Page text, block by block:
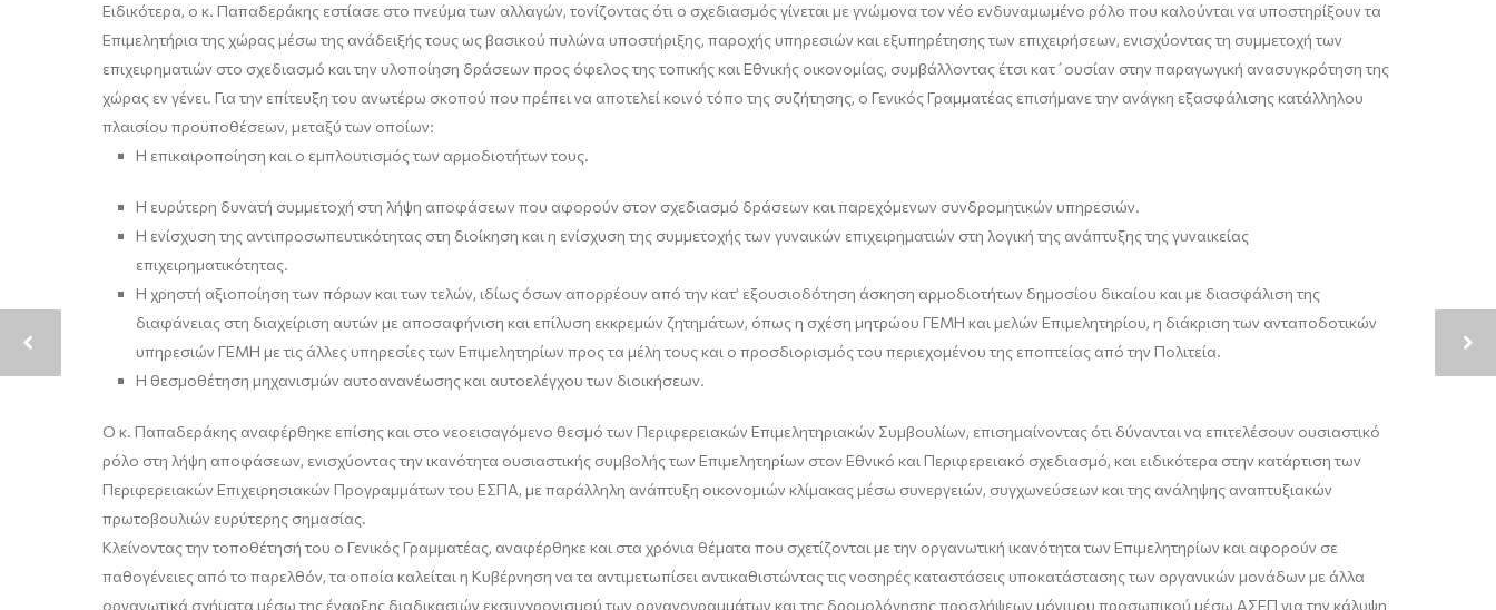
Ειδικότερα, ο κ. Παπαδεράκης εστίασε στο πνεύμα των αλλαγών, τονίζοντας ότι ο σχεδιασμός γίνεται με γνώμονα τον νέο ενδυναμωμένο ρόλο που καλούνται να υποστηρίξουν τα
Επιμελητήρια της χώρας μέσω της ανάδειξής τους ως βασικού πυλώνα υποστήριξης, παροχής υπηρεσιών και εξυπηρέτησης των επιχειρήσεων, ενισχύοντας τη συμμετοχή των
επιχειρηματιών στο σχεδιασμό και την υλοποίηση δράσεων προς όφελος της τοπικής και Εθνικής οικονομίας, συμβάλλοντας έτσι κατ΄ουσίαν στην παραγωγική ανασυγκρότηση της
χώρας εν γένει. Για την επίτευξη του ανωτέρω σκοπού που πρέπει να αποτελεί κοινό τόπο της συζήτησης, ο Γενικός Γραμματέας επισήμανε την ανάγκη εξασφάλισης κατάλληλου
πλαισίου προϋποθέσεων, μεταξύ των οποίων:
Η επικαιροποίηση και ο εμπλουτισμός των αρμοδιοτήτων τους.
Η ευρύτερη δυνατή συμμετοχή στη λήψη αποφάσεων που αφορούν στον σχεδιασμό δράσεων και παρεχόμενων συνδρομητικών υπηρεσιών.
Η ενίσχυση της αντιπροσωπευτικότητας στη διοίκηση και η ενίσχυση της συμμετοχής των γυναικών επιχειρηματιών στη λογική της ανάπτυξης της γυναικείας
επιχειρηματικότητας.
Η χρηστή αξιοποίηση των πόρων και των τελών, ιδίως όσων απορρέουν από την κατ’ εξουσιοδότηση άσκηση αρμοδιοτήτων δημοσίου δικαίου και με διασφάλιση της
διαφάνειας στη διαχείριση αυτών με αποσαφήνιση και επίλυση εκκρεμών ζητημάτων, όπως η σχέση μητρώου ΓΕΜΗ και μελών Επιμελητηρίου, η διάκριση των ανταποδοτικών
υπηρεσιών ΓΕΜΗ με τις άλλες υπηρεσίες των Επιμελητηρίων προς τα μέλη τους και ο προσδιορισμός του περιεχομένου της εποπτείας από την Πολιτεία.
Η θεσμοθέτηση μηχανισμών αυτοανανέωσης και αυτοελέγχου των διοικήσεων.
Ο κ. Παπαδεράκης αναφέρθηκε επίσης και στο νεοεισαγόμενο θεσμό των Περιφερειακών Επιμελητηριακών Συμβουλίων, επισημαίνοντας ότι δύνανται να επιτελέσουν ουσιαστικό
ρόλο στη λήψη αποφάσεων, ενισχύοντας την ικανότητα ουσιαστικής συμβολής των Επιμελητηρίων στον Εθνικό και Περιφερειακό σχεδιασμό, και ειδικότερα στην κατάρτιση των
Περιφερειακών Επιχειρησιακών Προγραμμάτων του ΕΣΠΑ, με παράλληλη ανάπτυξη οικονομιών κλίμακας μέσω συνεργειών, συγχωνεύσεων και της ανάληψης αναπτυξιακών
πρωτοβουλιών ευρύτερης σημασίας.
Κλείνοντας την τοποθέτησή του ο Γενικός Γραμματέας, αναφέρθηκε και στα χρόνια θέματα που σχετίζονται με την οργανωτική ικανότητα των Επιμελητηρίων και αφορούν σε
παθογένειες από το παρελθόν, τα οποία καλείται η Κυβέρνηση να τα αντιμετωπίσει αντικαθιστώντας τις νοσηρές καταστάσεις υποκατάστασης των οργανικών μονάδων με άλλα
οργανωτικά σχήματα μέσω της έναρξης διαδικασιών εκσυγχρονισμού των οργανογραμμάτων και της δρομολόγησης προσλήψεων μόνιμου προσωπικού μέσω ΑΣΕΠ για την κάλυψη